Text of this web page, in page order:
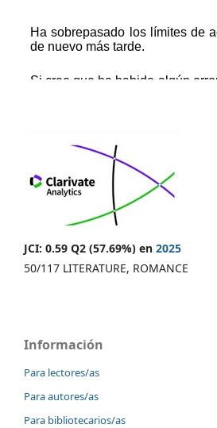
JCI: 0.59 Q2 (57.69%) en 2025
50/117 LITERATURE, ROMANCE
Información
Para lectores/as
Para autores/as
Para bibliotecarios/as